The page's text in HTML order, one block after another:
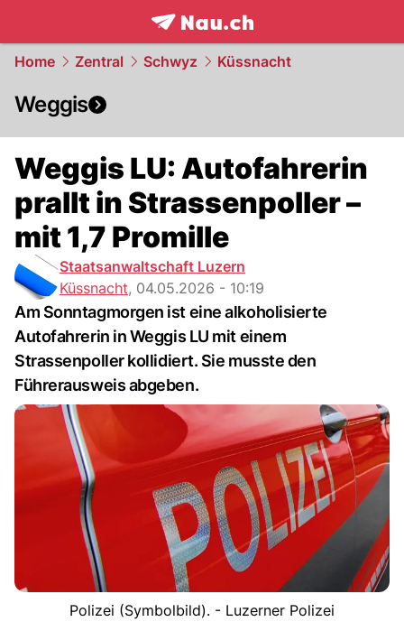
frontpage.NAU.ch
Home Zentral Schwyz Küssnacht
Weggis
Weggis LU: Autofahrerin
prallt in Strassenpoller –
mit 1,7 Promille
Staatsanwaltschaft Luzern
Küssnacht, 04.05.2026 - 10:19
Am Sonntagmorgen ist eine alkoholisierte
Autofahrerin in Weggis LU mit einem
Strassenpoller kollidiert. Sie musste den
Führerausweis abgeben.
Polizei (Symbolbild). - Luzerner Polizei